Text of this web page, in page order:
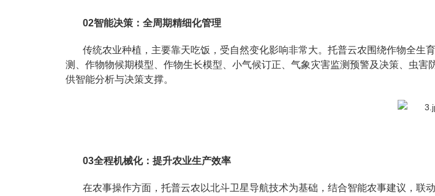
02智能决策：全周期精细化管理
传统农业种植，主要靠天吃饭，受自然变化影响非常大。托普云农围绕作物全生
测、作物物候期模型、作物生长模型、小气候订正、气象灾害监测预警及决策、虫
供智能分析与决策支撑。
03全程机械化：提升农业生产效率
在农事操作方面，托普云农以北斗卫星导航技术为基础，结合智能农事建议，